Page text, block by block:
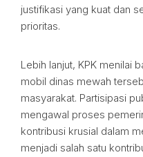
justifikasi yang kuat dan
prioritas.
Lebih lanjut, KPK menilai
mobil dinas mewah
masyarakat. Partisipasi
mengawal proses
kontribusi krusial dalam
menjadi salah satu